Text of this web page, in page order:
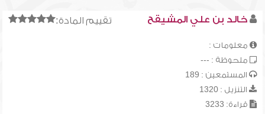
تقييم المادة: خالد بن علي المشيقح
معلومات :
ملحوظة : ---
المستمعين : 189
التنزيل : 1320
قراءة: 3233